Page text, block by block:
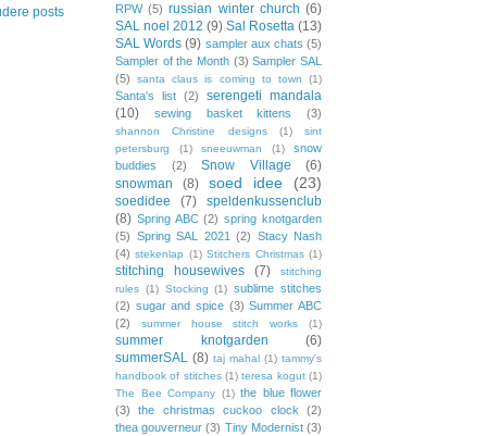
posts RPW (5) russian winter church (6)
SAL noel 2012 (9) Sal Rosetta (13)
SAL Words (9) sampler aux chats (5)
Sampler of the Month (3) Sampler SAL
(5)
santa claus is coming to town (1)
Santa's list (2)
serengeti mandala
(10)
sewing basket kittens (3)
shannon Christine designs (1)
sint
petersburg
(1) sneeuwman (1)
snow
buddies
(2) Snow Village
(6)
snowman
(8) soed idee (23)
soedidee (7)
speldenkussenclub
(8) Spring ABC (2) spring knotgarden
(5) Spring SAL 2021 (2) Stacy Nash
(4) stekenlap (1) Stitchers Christmas (1)
stitching housewives (7)
stitching
rules (1) Stocking (1) sublime stitches
(2) sugar and spice (3) Summer ABC
(2)
summer house stitch works (1)
summer knotgarden
(6)
summerSAL (8) taj mahal (1) tammy's
handbook of stitches (1) teresa kogut (1)
The Bee Company (1) the blue flower
(3)
the christmas cuckoo clock
(2)
thea gouverneur (3) Tiny Modernist (3)